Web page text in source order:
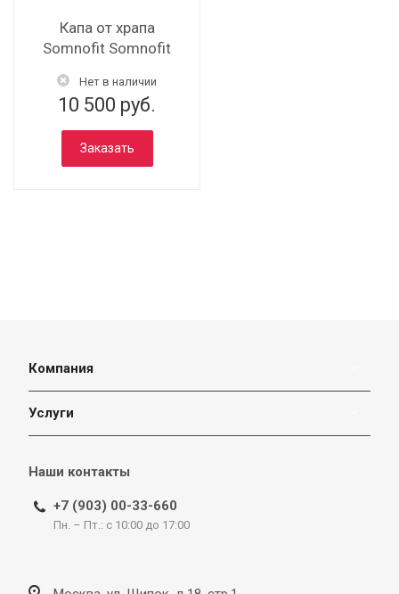
Капа от храпа
Somnofit Somnofit
Нет в наличии
10 500 руб.
Заказать
Компания
Услуги
Наши контакты
+7 (903) 00-33-660
Пн. – Пт.: с 10:00 до 17:00